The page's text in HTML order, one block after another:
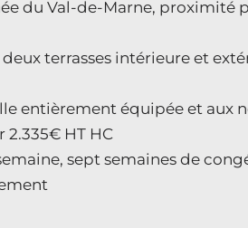
du Val-de-Marne, proximité
terrasses intérieure et
entièrement équipée et aux
2.335€ HT HC
sept semaines de